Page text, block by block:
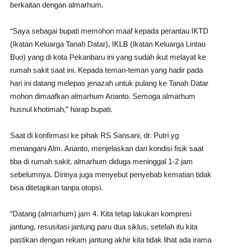
berkaitan dengan almarhum.
“Saya sebagai bupati memohon maaf kepada perantau IKTD
(Ikatan Keluarga Tanah Datar), IKLB (Ikatan Keluarga Lintau
Buo) yang di kota Pekanbaru ini yang sudah ikut melayat ke
rumah sakit saat ini. Kepada teman-teman yang hadir pada
hari ini datang melepas jenazah untuk pulang ke Tanah Datar
mohon dimaafkan almarhum Arianto. Semoga almarhum
husnul khotimah,” harap bupati.
Saat di konfirmasi ke pihak RS Sansani, dr. Putri yg
menangani Alm. Arianto, menjelaskan dari kondisi fisik saat
tiba di rumah sakit, almarhum diduga meninggal 1-2 jam
sebelumnya. Dirinya juga menyebut penyebab kematian tidak
bisa ditetapkan tanpa otopsi.
“Datang (almarhum) jam 4. Kita tetap lakukan kompresi
jantung, resusitasi jantung paru dua siklus, setelah itu kita
pastikan dengan rekam jantung akhir kita tidak lihat ada irama